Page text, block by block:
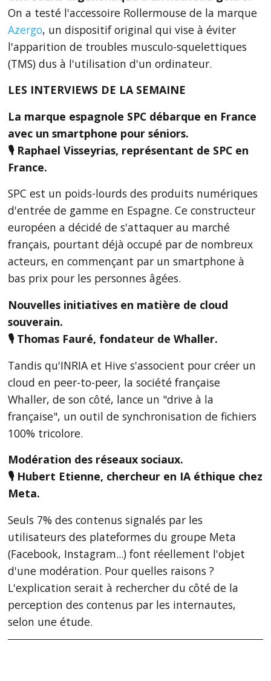
On a testé l'accessoire Rollermouse de la marque
Azergo, un dispositif original qui vise à éviter
l'apparition de troubles musculo-squelettiques
(TMS) dus à l'utilisation d'un ordinateur.
LES INTERVIEWS DE LA SEMAINE
La marque espagnole SPC débarque en France
avec un smartphone pour séniors.
🎙 Raphael Visseyrias, représentant de SPC en
France.
SPC est un poids-lourds des produits numériques
d'entrée de gamme en Espagne. Ce constructeur
européen a décidé de s'attaquer au marché
français, pourtant déjà occupé par de nombreux
acteurs, en commençant par un smartphone à
bas prix pour les personnes âgées.
Nouvelles initiatives en matière de cloud
souverain.
🎙 Thomas Fauré, fondateur de Whaller.
Tandis qu'INRIA et Hive s'associent pour créer un
cloud en peer-to-peer, la société française
Whaller, de son côté, lance un "drive à la
française", un outil de synchronisation de fichiers
100% tricolore.
Modération des réseaux sociaux.
🎙 Hubert Etienne, chercheur en IA éthique chez
Meta.
Seuls 7% des contenus signalés par les
utilisateurs des plateformes du groupe Meta
(Facebook, Instagram...) font réellement l'objet
d'une modération. Pour quelles raisons ?
L'explication serait à rechercher du côté de la
perception des contenus par les internautes,
selon une étude.